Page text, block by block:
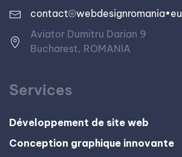
contact⦾webdesignromania•eu
Aviator Dumitru Darian 9
Bucharest, ROMANIA
Services
Développement de site web
Conception graphique innovante